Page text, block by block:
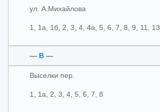
ул. А.Михайлова
1, 1а, 1б, 2, 3, 4, 4а, 5, 6, 7, 8, 9, 11, 13
— В —
Выселки пер.
1, 1а, 2, 3, 4, 5, 6, 7, 8